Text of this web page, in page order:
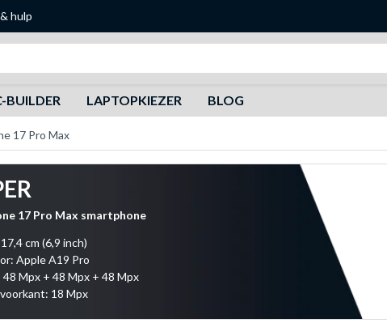
hulp
BUILDER LAPTOPKIEZER BLOG
17 Pro Max
17 Pro Max smartphone
cm (6,9 inch)
Apple A19 Pro
48 Mpx + 48 Mpx + 48 Mpx
18 Mpx